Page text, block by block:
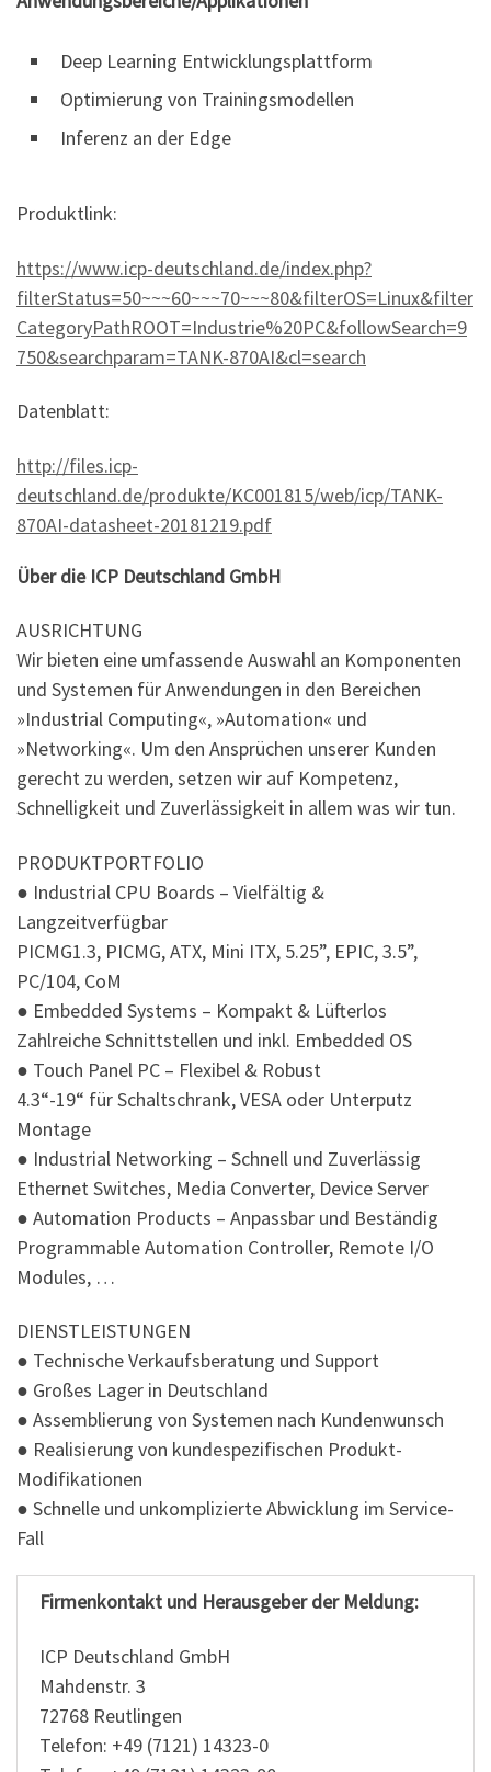
Deep Learning Entwicklungsplattform
Optimierung von Trainingsmodellen
Inferenz an der Edge
Produktlink:
https://www.icp-deutschland.de/index.php?
filterStatus=50~~~60~~~70~~~80&filterOS=Linux&filter
CategoryPathROOT=Industrie%20PC&followSearch=9
750&searchparam=TANK-870AI&cl=search
Datenblatt:
http://files.icp-
deutschland.de/produkte/KC001815/web/icp/TANK-
870AI-datasheet-20181219.pdf
Über die ICP Deutschland GmbH
AUSRICHTUNG
Wir bieten eine umfassende Auswahl an Komponenten
und Systemen für Anwendungen in den Bereichen
»Industrial Computing«, »Automation« und
»Networking«. Um den Ansprüchen unserer Kunden
gerecht zu werden, setzen wir auf Kompetenz,
Schnelligkeit und Zuverlässigkeit in allem was wir tun.
PRODUKTPORTFOLIO
● Industrial CPU Boards – Vielfältig &
Langzeitverfügbar
PICMG1.3, PICMG, ATX, Mini ITX, 5.25”, EPIC, 3.5”,
PC/104, CoM
● Embedded Systems – Kompakt & Lüfterlos
Zahlreiche Schnittstellen und inkl. Embedded OS
● Touch Panel PC – Flexibel & Robust
4.3“-19“ für Schaltschrank, VESA oder Unterputz
Montage
● Industrial Networking – Schnell und Zuverlässig
Ethernet Switches, Media Converter, Device Server
● Automation Products – Anpassbar und Beständig
Programmable Automation Controller, Remote I/O
Modules, …
DIENSTLEISTUNGEN
● Technische Verkaufsberatung und Support
● Großes Lager in Deutschland
● Assemblierung von Systemen nach Kundenwunsch
● Realisierung von kundespezifischen Produkt-
Modifikationen
● Schnelle und unkomplizierte Abwicklung im Service-
Fall
Firmenkontakt und Herausgeber der Meldung:
ICP Deutschland GmbH
Mahdenstr. 3
72768 Reutlingen
Telefon: +49 (7121) 14323-0